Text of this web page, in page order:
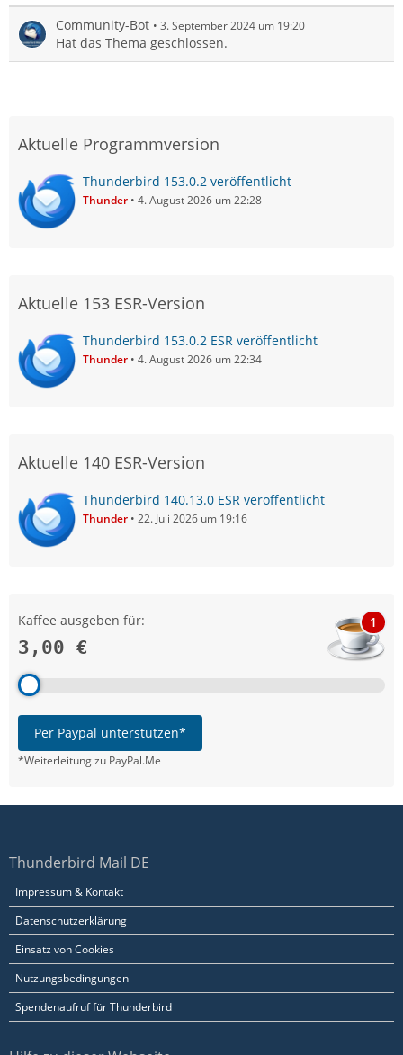
Community-Bot 3. September 2024 um 19:20
Hat das Thema geschlossen.
Aktuelle Programmversion
Thunderbird 153.0.2 veröffentlicht
Thunder 4. August 2026 um 22:28
Aktuelle 153 ESR-Version
Thunderbird 153.0.2 ESR veröffentlicht
Thunder 4. August 2026 um 22:34
Aktuelle 140 ESR-Version
Thunderbird 140.13.0 ESR veröffentlicht
Thunder 22. Juli 2026 um 19:16
Kaffee ausgeben für:
3,00 €
1
Per Paypal unterstützen*
*Weiterleitung zu PayPal.Me
Thunderbird Mail DE
Impressum & Kontakt
Datenschutzerklärung
Einsatz von Cookies
Nutzungsbedingungen
Spendenaufruf für Thunderbird